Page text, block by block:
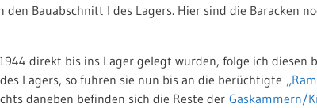
Bauabschnitt I des Lagers. Hier sind die Baracken
direkt bis ins Lager gelegt wurden, folge ich diesen
Lagers, so fuhren sie nun bis an die berüchtigte
daneben befinden sich die Reste der Gaskammern/